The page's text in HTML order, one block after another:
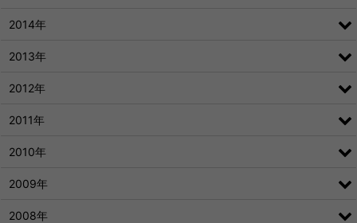
2014年
2013年
2012年
2011年
2010年
2009年
2008年